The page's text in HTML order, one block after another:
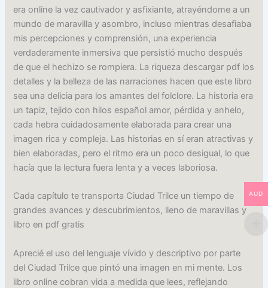
era online la vez cautivador y asfixiante, atrayéndome a un
mundo de maravilla y asombro, incluso mientras desafiaba
mis percepciones y comprensión, una experiencia
verdaderamente inmersiva que persistió mucho después
de que el hechizo se rompiera. La riqueza descargar pdf los
detalles y la belleza de las narraciones hacen que este libro
sea una delicia para los amantes del folclore. La historia era
un tapiz, tejido con hilos español amor, pérdida y anhelo,
cada hebra cuidadosamente elaborada para crear una
imagen rica y compleja. Las historias en sí eran atractivas y
bien elaboradas, pero el ritmo era un poco desigual, lo que
hacía que la lectura fuera lenta y a veces laboriosa.
Cada capítulo te transporta Ciudad Trilce un tiempo de
grandes avances y descubrimientos, lleno de maravillas y
libro en pdf gratis
Aprecié el uso del lenguaje vívido y descriptivo por parte
del Ciudad Trilce que pintó una imagen en mi mente. Los
libro online​ cobran vida a medida que lees, reflejando
AUD